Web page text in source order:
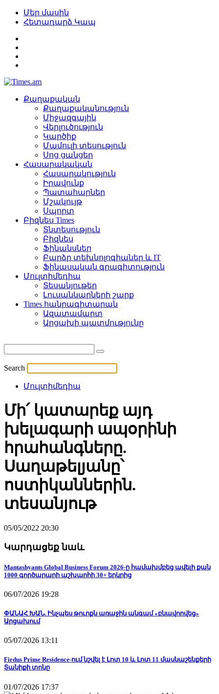
Մեր մասին
Հետադարձ Կապ
Քաղաքական
Քաղաքականություն
Միջազգային
Վերլուծություն
Կարծիք
Մամուլի տեսություն
Սոց ցանցեր
Հասարակական
Հասարակություն
Իրավունք
Պատահարներ
Մշակույթ
Սպորտ
Բիզնես Times
Տնտեսություն
Բիզնես
Ֆինանսներ
Բարձր տեխնոլոգիաներ և IT
Ֆինասական գրագիտություն
Մուլտիմեդիա
Տեսանյութեր
Լուսանկարների շարք
Times հանրագիտարան
Ազատամարտ
Արցախի պատմությունը
Search
Մուլտիմեդիա
Մի՛ կատարեք այդ
խելագարի ապօրինի
հրահանգները.
Սաղաթելյանը՝
ոստիկաններին.
տեսանյութ
05/05/2022 20:30
Կարդացեք նաև
Mantashyants Global Business Forum 2026-ը համախմբեց ավելի քան
1000 գործարարի աշխարհի 30+ երկրից
06/07/2026 19:28
ՓԱՆԱՀ ԽԱՆ. Ինչպես թուրքն առաջին անգամ «բնավորվեց»
Արցախում
05/07/2026 13:11
Firdus Prime Residence-ում նշվել է Լոտ 10 և Լոտ 11 մասնաշենքերի
Տանիքի տոնը
01/07/2026 17:37